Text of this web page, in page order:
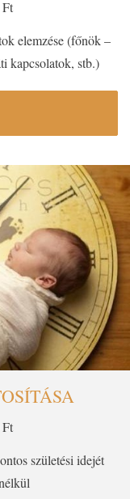
elemzése (főnök –
kapcsolatok, stb.)
születési idejét